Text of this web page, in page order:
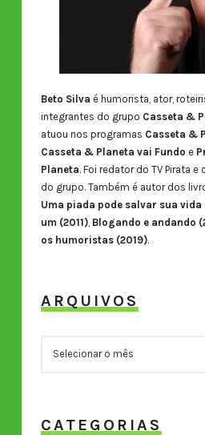
Beto Silva é humorista, ator,
integrantes do grupo Casseta &
atuou nos programas Casseta &
Casseta & Planeta vai Fundo e
Planeta. Foi redator do TV Pirata
do grupo. Também é autor dos
Uma piada pode salvar sua
um (2011), Blogando e andando
os humoristas (2019).
ARQUIVOS
CATEGORIAS